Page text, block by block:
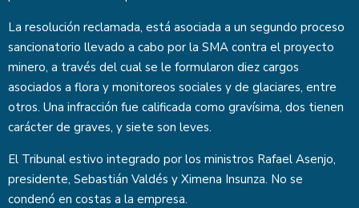
La resolución reclamada, está asociada a un segundo proceso
sancionatorio llevado a cabo por la SMA contra el proyecto
minero, a través del cual se le formularon diez cargos
asociados a flora y monitoreos sociales y de glaciares, entre
otros. Una infracción fue calificada como gravísima, dos tienen
carácter de graves, y siete son leves.
El Tribunal estivo integrado por los ministros Rafael Asenjo,
presidente, Sebastián Valdés y Ximena Insunza. No se
condenó en costas a la empresa.